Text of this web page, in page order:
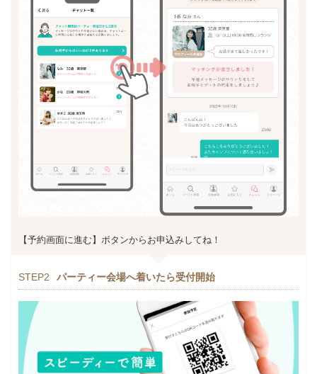
【予約画面に進む】ボタンからお申込みしてね！
STEP2 パーティー会場へ着いたら受付開始